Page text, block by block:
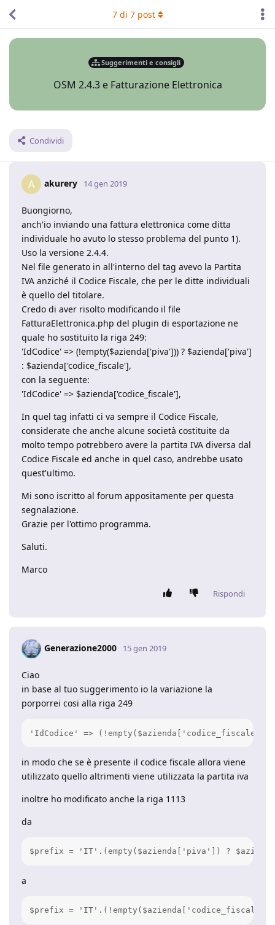
Suggerimenti e consigli
OSM 2.4.3 e Fatturazione Elettronica
Condividi
7di 7post
A akurery 14 gen 2019
Buongiorno,
anch'io inviando una fattura elettronica come ditta
individuale ho avuto lo stesso problema del punto 1).
Uso la versione 2.4.4.
Nel file generato in all'interno del tag avevo la Partita
IVA anziché il Codice Fiscale, che per le ditte individuali
è quello del titolare.
Credo di aver risolto modificando il file
FatturaElettronica.php del plugin di esportazione ne
quale ho sostituito la riga 249:
'IdCodice' => (!empty($azienda['piva'])) ? $azienda['piva']
: $azienda['codice_fiscale'],
con la seguente:
'IdCodice' => $azienda['codice_fiscale'],
In quel tag infatti ci va sempre il Codice Fiscale,
considerate che anche alcune società costituite da
molto tempo potrebbero avere la partita IVA diversa dal
Codice Fiscale ed anche in quel caso, andrebbe usato
quest'ultimo.
Mi sono iscritto al forum appositamente per questa
segnalazione.
Grazie per l'ottimo programma.
Saluti.
Marco
Rispondi
Generazione2000 15 gen 2019
Ciao
in base al tuo suggerimento io la variazione la
porporrei cosi alla riga 249
'IdCodice' =>
in modo che se è presente il codice fiscale allora viene
utilizzato quello altrimenti viene utilizzata la partita iva
inoltre ho modificato anche la riga 1113
da
$prefix = 'IT'.(empty($azienda['piva']) ?
a
$prefix =